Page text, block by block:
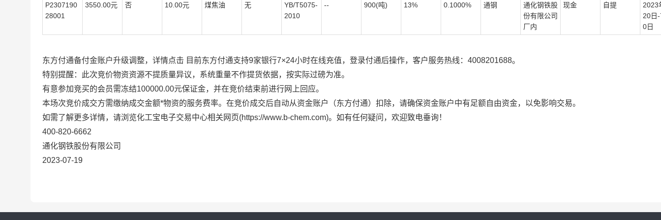
P2307190
28001
3550.00元 否 10.00元 煤焦油 无
YB/T5075-
2010
-- 900(吨) 13% 0.1000% 通钢
通化钢铁股
份有限公司
厂内
现金 自提
2023
20日
0日
东方付通备付金账户升级调整，详情点击 目前东方付通支持9家银行7×24小时在线充值，登录付通后操作，客户服务热线：4008201688。
特别提醒：此次竞价物资资源不提质量异议，系统重量不作提货依据，按实际过磅为准。
有意参加竞买的会员需冻结100000.00元保证金，并在竞价结束前进行网上回应。
本场次竞价成交方需缴纳成交金额*物资的服务费率。在竞价成交后自动从资金账户（东方付通）扣除，请确保资金账户中有足额自由资金，以免影响交易。
如需了解更多详情，请浏览化工宝电子交易中心相关网页(https://www.b-chem.com)。如有任何疑问，欢迎致电垂询！
400-820-6662
通化钢铁股份有限公司
2023-07-19